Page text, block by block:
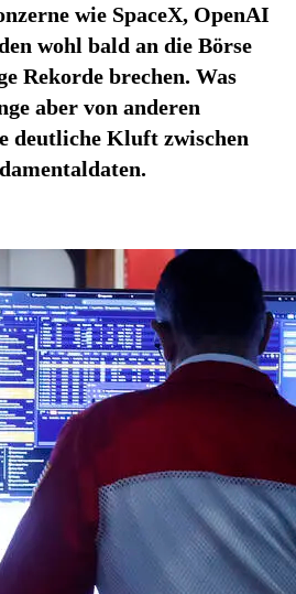
wie SpaceX, OpenAI
wohl bald an die Börse
Rekorde brechen. Was
aber von anderen
deutliche Kluft zwischen